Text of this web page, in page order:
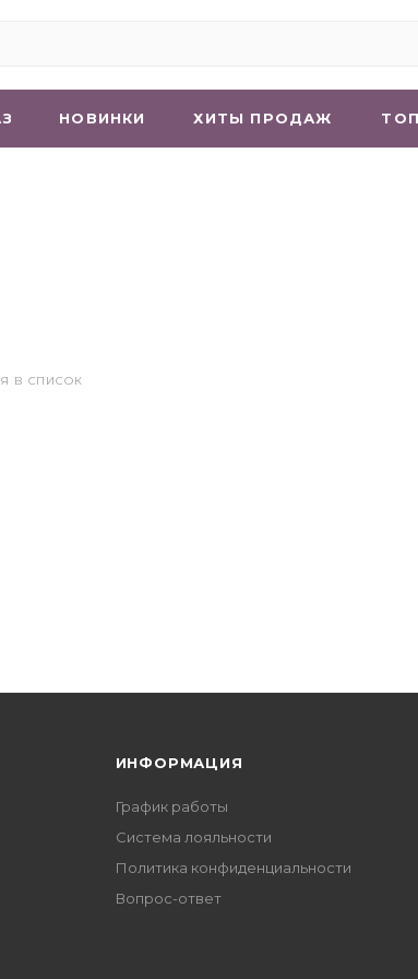
НОВИНКИ ХИТЫ ПРОДАЖ
В СПИСОК
ИНФОРМАЦИЯ
График работы
Система лояльности
Политика конфиденциальности
Вопрос-ответ